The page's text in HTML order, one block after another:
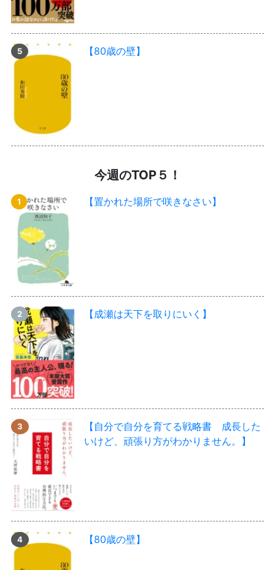
【80歳の壁】
今週のTOP５！
【置かれた場所で咲きなさい】
【成瀬は天下を取りにいく】
【自分で自分を育てる戦略書 成長した
いけど、頑張り方がわかりません。】
【80歳の壁】